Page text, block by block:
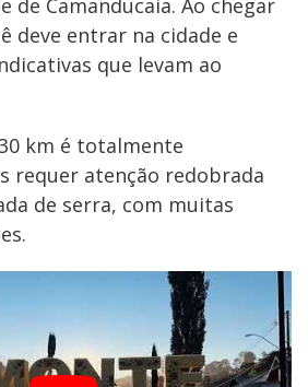
deve entrar na cidade e
que levam ao
km é totalmente
requer atenção redobrada
de serra, com muitas